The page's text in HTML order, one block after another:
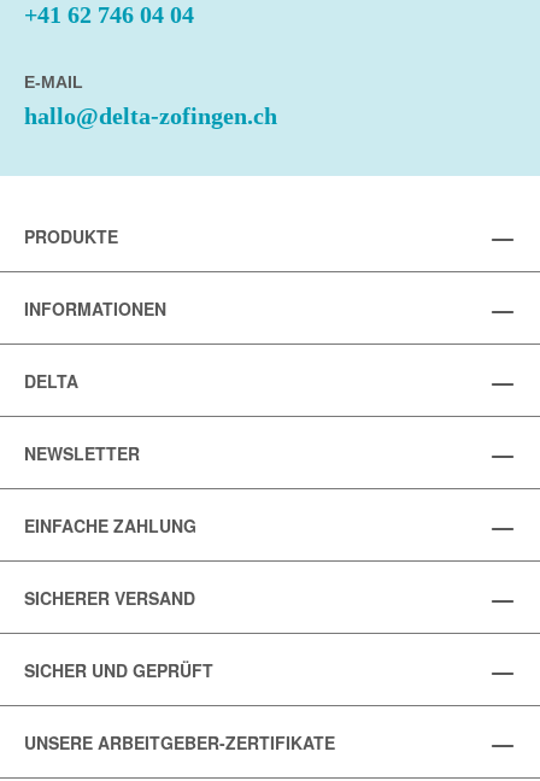
+41 62 746 04 04
E-MAIL
hallo@delta-zofingen.ch
PRODUKTE
INFORMATIONEN
DELTA
NEWSLETTER
EINFACHE ZAHLUNG
SICHERER VERSAND
SICHER UND GEPRÜFT
UNSERE ARBEITGEBER-ZERTIFIKATE